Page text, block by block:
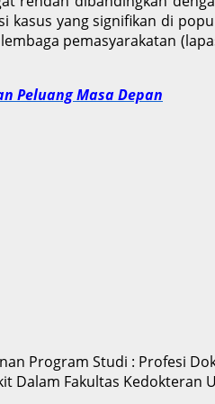
yang signifikan di
pemasyarakatan
Peluang Masa Depan
Program Studi : Profesi
Fakultas Kedokteran